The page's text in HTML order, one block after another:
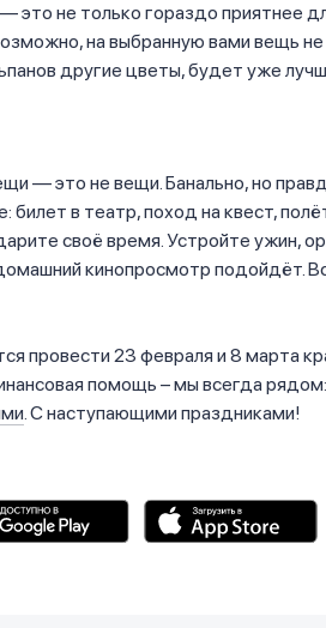
это не только гораздо приятнее
на выбранную вами вещь
другие цветы, будет уже
— это не вещи. Банально, но
билет в театр, поход на квест,
своё время. Устройте ужин,
кинопросмотр подойдёт.
провести 23 февраля и 8 марта
помощь – мы всегда
. С наступающими праздниками!